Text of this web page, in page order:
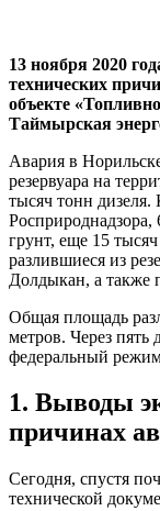
13 ноября 2020
технических
объекте
Таймырская
Авария в
резервуара на
тысяч тонн
Росприроднадзора,
грунт, еще 15
разлившиеся из
Долдыкан, а также
Общая площадь
метров. Через пять
федеральный
1. Выводы
причинах
Сегодня, спустя
технической